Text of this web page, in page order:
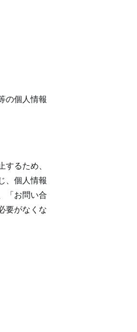
の個人情報
るため、
、個人情報
「お問い合
要がなくな